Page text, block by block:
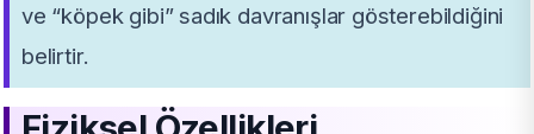
ve “köpek gibi” sadık davranışlar gösterebildiğini
belirtir.